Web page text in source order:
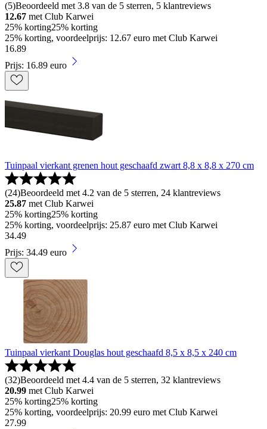
(5)Beoordeeld met 3.8 van de 5 sterren, 5 klantreviews
12.67 met Club Karwei
25% korting25% korting
25% korting, voordeelprijs: 12.67 euro met Club Karwei
16.89
Prijs: 16.89 euro
Tuinpaal vierkant grenen hout geschaafd zwart 8,8 x 8,8 x 270 cm
(24)Beoordeeld met 4.2 van de 5 sterren, 24 klantreviews
25.87 met Club Karwei
25% korting25% korting
25% korting, voordeelprijs: 25.87 euro met Club Karwei
34.49
Prijs: 34.49 euro
Tuinpaal vierkant Douglas hout geschaafd 8,5 x 8,5 x 240 cm
(32)Beoordeeld met 4.4 van de 5 sterren, 32 klantreviews
20.99 met Club Karwei
25% korting25% korting
25% korting, voordeelprijs: 20.99 euro met Club Karwei
27.99